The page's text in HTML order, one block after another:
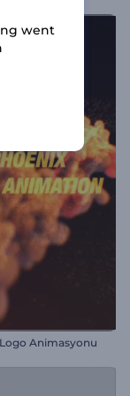
Animasyonu
went